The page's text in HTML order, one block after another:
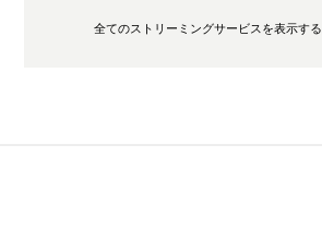
全てのストリーミングサービスを表示する